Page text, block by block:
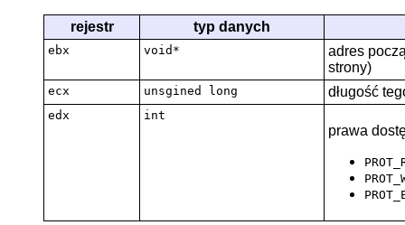
rejestr typ danych
ebx void*
adres
strony)
ecx unsgined long długość
edx int
prawa